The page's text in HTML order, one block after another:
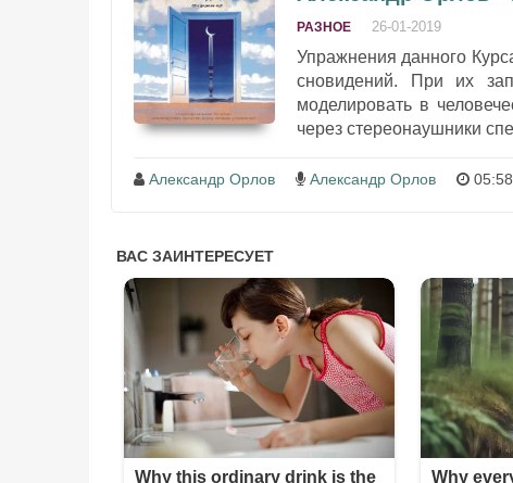
РАЗНОЕ 26-01-2019
Упражнения данного
сновидений. При их
моделировать в
через стереонаушники
Александр Орлов Александр Орлов